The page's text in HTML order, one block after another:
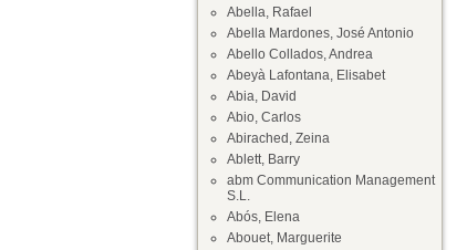
Abella, Rafael
Abella Mardones, José Antonio
Abello Collados, Andrea
Abeyà Lafontana, Elisabet
Abia, David
Abio, Carlos
Abirached, Zeina
Ablett, Barry
abm Communication Management
S.L.
Abós, Elena
Abouet, Marguerite